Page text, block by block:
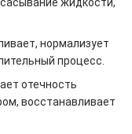
нормализует
процесс.
отечность
восстанавливает